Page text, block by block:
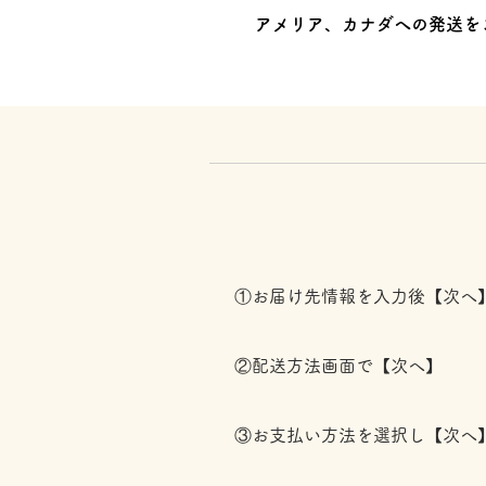
アメリア、カナダへの発送
①お届け先情報を入力後【次へ】
②配送方法画面で【次へ】
③お支払い方法を選択し【次へ】